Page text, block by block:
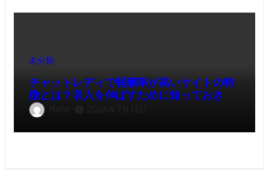
未分類
チャットレディで報酬率が高いサイトの特
徴とは？収入を伸ばすために知っておきた
いポイント
Marie 2026年7月13日